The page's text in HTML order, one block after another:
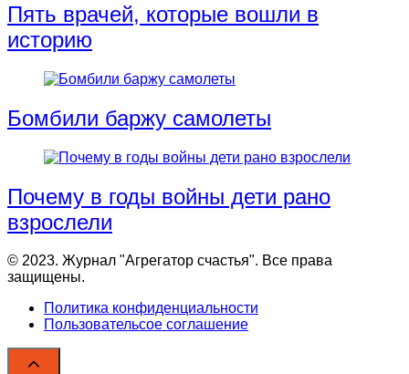
Пять врачей, которые вошли в
историю
Бомбили баржу самолеты
Почему в годы войны дети рано
взрослели
© 2023. Журнал "Агрегатор счастья". Все права
защищены.
Политика конфиденциальности
Пользовательсое соглашение